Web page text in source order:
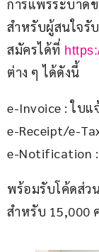
การแพร่ระบาดข
สำหรับผู้สนใจรั
สมัครได้ที่
ต่าง ๆ ได้ดังนี้
e-Invoice : ใบ
e-Receipt/e-
e-Notification
พร้อมรับโค้ดส่ว
สำหรับ 15,000